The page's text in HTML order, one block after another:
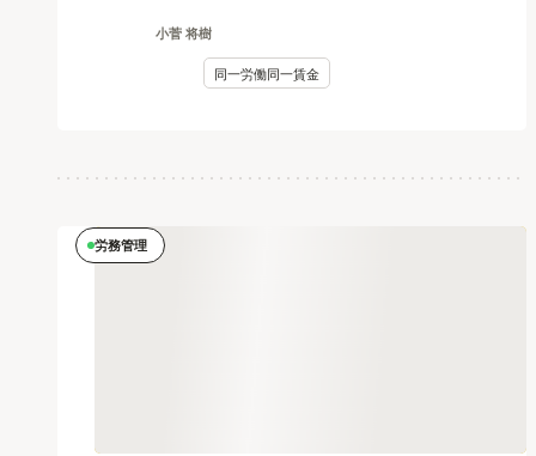
小菅 将樹
同一労働同一賃金
労務管理